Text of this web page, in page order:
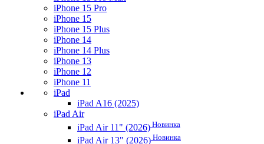
iPhone 15 Pro
iPhone 15
iPhone 15 Plus
iPhone 14
iPhone 14 Plus
iPhone 13
iPhone 12
iPhone 11
iPad
iPad A16 (2025)
iPad Air
iPad Air 11" (2026) Новинка
iPad Air 13" (2026) Новинка